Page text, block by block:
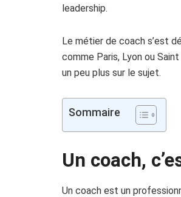
leadership.
Le métier de coach s’est
comme Paris, Lyon ou
un peu plus sur le sujet.
Sommaire
Un coach,
Un coach est un